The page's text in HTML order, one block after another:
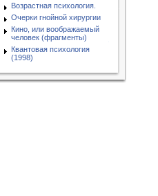
Возрастная психология.
Очерки гнойной хирургии
Кино, или воображаемый
человек (фрагменты)
Квантовая психология
(1998)